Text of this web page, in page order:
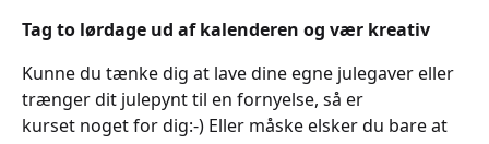
Tag to lørdage ud af kalenderen og vær kreativ
Kunne du tænke dig at lave dine egne julegaver eller
trænger dit julepynt til en fornyelse, så er
kurset noget for dig:-) Eller måske elsker du bare at